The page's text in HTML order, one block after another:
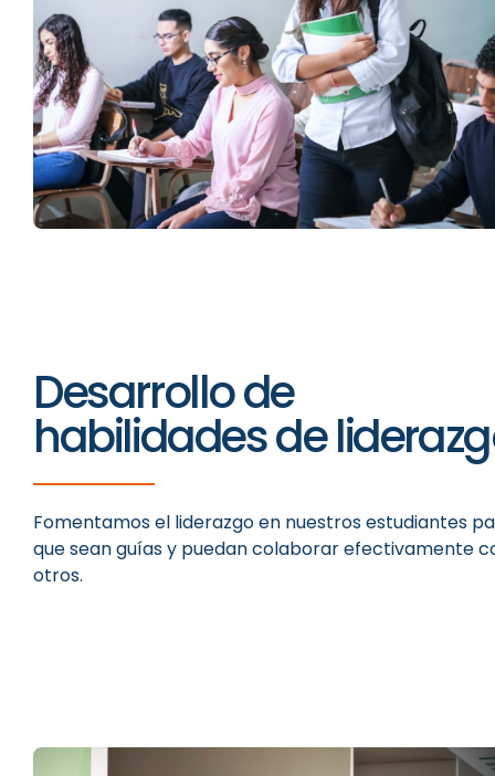
Desarrollo de
habilidades de
Fomentamos el liderazgo en nuestros estudiantes
que sean guías y puedan colaborar efectivamente
otros.